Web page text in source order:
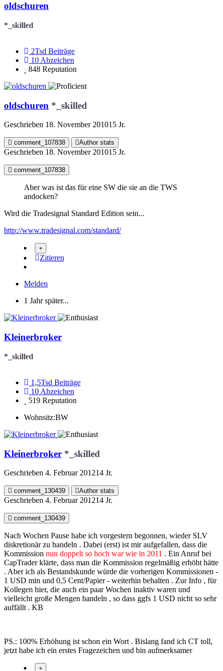
oldschuren
*_skilled
2Tsd Beiträge
10 Abzeichen
848 Reputation
oldschuren *_skilled
Geschrieben 18. November 201015 Jr.
comment_107838 Author stats
Geschrieben 18. November 201015 Jr.
comment_107838
Aber was ist das für eine SW die sie an die TWS
andocken?
Wird die Tradesignal Standard Edition sein...
http://www.tradesignal.com/standard/
Zitieren
Melden
1 Jahr später...
Kleinerbroker
*_skilled
1,5Tsd Beiträge
10 Abzeichen
519 Reputation
Wohnsitz:BW
Kleinerbroker *_skilled
Geschrieben 4. Februar 201214 Jr.
comment_130439 Author stats
Geschrieben 4. Februar 201214 Jr.
comment_130439
Nach Wochen Pause habe ich vorgestern begonnen, wieder SLV
diskretionär zu handeln . Dabei (erst) ist mir aufgefallen, dass die
Kommission nun doppelt so hoch war wie in 2011 . Ein Anruf bei
CapTrader klärte, dass man die Kommission regelmäßig erhöht hätte
. Aber ich als Bestandskunde würde die vorherigen Kommissionen -
1 USD min und 0,5 Cent/Papier - weiterhin behalten . Zur Info , für
Kollegen hier, die auch ein paar Wochen inaktiv waren und
vielleicht große Mengen handeln , so dass ggfs 1 USD nicht so sehr
auffällt . KB
PS.: 100% Erhöhung ist schon ein Wort . Bislang fand ich CT toll,
jetzt habe ich ein erstes Fragezeichen und bin aufmerksamer